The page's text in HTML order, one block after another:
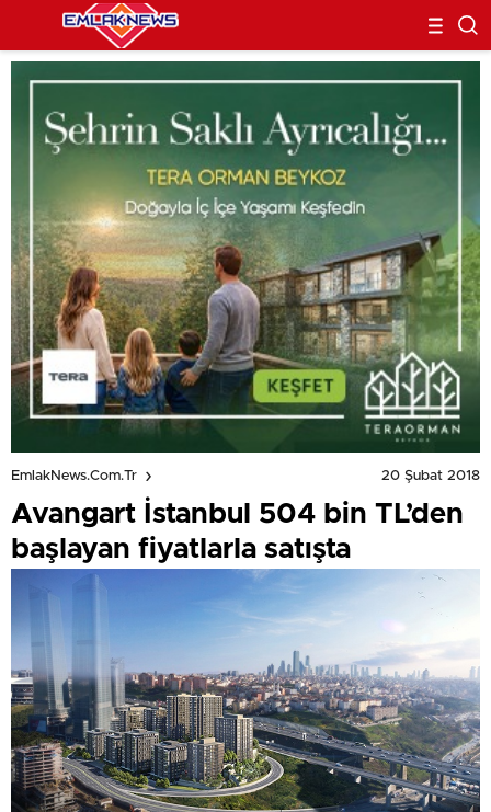
EmlakNews.com.tr 20 Şubat 2018
Avangart İstanbul 504 bin TL’den
başlayan fiyatlarla satışta